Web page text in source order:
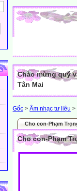
Chào mừng quý
Tân Mai
Gốc > Âm nhạc tư liệu >
Cho con-Phạm
Cho con-Phạm